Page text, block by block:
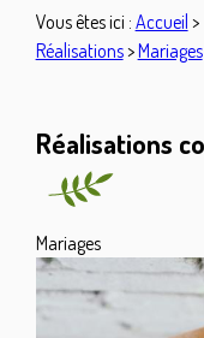
Vous êtes ici : Accueil >
Réalisations>Mariages
Réalisations
Mariages